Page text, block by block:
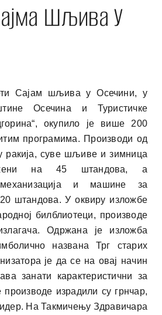
Шљива У
Сајам шљива у Осечини, у
Осечина и Туристичке
окупило је више 200
програмима. Производи од
суве шљиве и зимница
на 45 штандова, а
и машине за
штандова. У оквиру изложбе
билблиотеци, производе
Одржана је изложба
названа Трг старих
је да се на овај начин
занати карактеристични за
производе израдили су грнчар,
На Такмичењу Здравичара